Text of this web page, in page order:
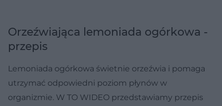
Orzeźwiająca lemoniada ogórkowa -
przepis
Lemoniada ogórkowa świetnie orzeźwia i pomaga
utrzymać odpowiedni poziom płynów w
organizmie. W TO WIDEO przedstawiamy przepis